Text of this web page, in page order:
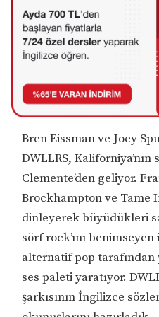
Bren Eissman ve Joey
DWLLRS,
Clemente’den geliyor.
Brockhampton ve Tame
dinleyerek büyüdükleri
sörf rock’ını
alternatif pop
ses paleti yaratıyor.
şarkısının İngilizce